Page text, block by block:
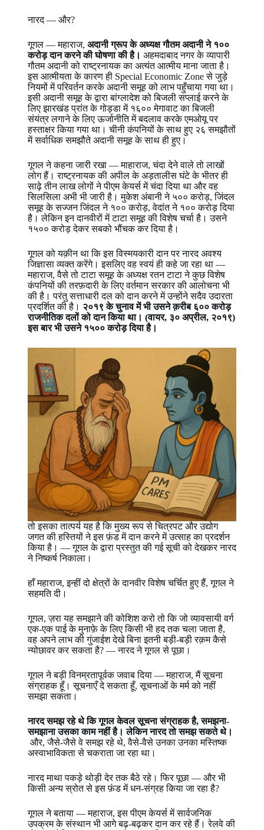
नारद — और?
गूगल — महाराज, अदानी ग्रूप के अध्यक्ष गौतम अदानी ने १००
करोड़ दान करने की घोषणा की है। अहमदाबाद नगर के व्यापारी
गौतम अदानी को राष्ट्रनायक का अत्यंत आत्मीय माना जाता है।
इस आत्मीयता के कारण ही Special Economic Zone से जुड़े
नियमों में परिवर्तन करके अदानी समूह को लाभ पहुँचाया गया था।
इसी अदानी समूह के द्वारा बांग्लादेश को बिजली सप्लाई करने के
लिए झारखंड प्रांत के गोड्डा में १६०० मेगावाट का बिजली
संयंत्र लगाने के लिए ऊर्जानीति में बदलाव करके एमओयू पर
हस्ताक्षर किया गया था। चीनी कंपनियों के साथ हुए २६ समझौतों
में सर्वाधिक समझौते अदानी समूह के साथ ही हुए।
गूगल ने कहना जारी रखा — माहाराज, चंदा देने वाले तो लाखों
लोग हैं। राष्ट्रनायक की अपील के अड़तालीस घंटे के भीतर ही
साढ़े तीन लाख लोगों ने पीएम केयर्स में चंदा दिया था और वह
सिलसिला अभी भी जारी है। मुकेश अंबानी ने ५०० करोड़, जिंदल
समूह के सज्जन जिंदल ने १०० करोड़, वेदांत ने १०० करोड़ दिया
है। लेकिन इन दानवीरों में टाटा समूह की विशेष चर्चा है। उसने
१५०० करोड़ देकर सबको भौंचक कर दिया है।
गूगल को यक़ीन था कि इस विस्मयकारी दान पर नारद अवश्य
जिज्ञासा व्यक्त करेंगे। इसलिए वह स्वयं ही कहे जा रहा था —
महाराज, वैसे तो टाटा समूह के अध्यक्ष रतन टाटा ने कुछ विशेष
कंपनियों की तरफ़दारी के लिए वर्तमान सरकार की आलोचना भी
की है। परंतु सत्ताधारी दल को दान करने में उन्होंने सदैव उदारता
प्रदर्शित की है। २०१९ के चुनाव में भी उसने क़रीब ६०० करोड़
राजनीतिक दलों को दान किया था। (वायर, ३० अप्रील, २०१९)
इस बार भी उसने १५०० करोड़ दिया है।
तो इसका तात्पर्य यह है कि मुख्य रूप से चित्रपट और उद्योग
जगत की हस्तियों ने इस फ़ंड में दान करने में उत्साह का प्रदर्शन
किया है। — गूगल के द्वारा प्रस्तुत की गई सूची को देखकर नारद
ने निष्कर्ष निकाला।
हाँ महाराज, इन्हीं दो क्षेत्रों के दानवीर विशेष चर्चित हुए हैं, गूगल ने
सहमति दी।
गूगल, ज़रा यह समझाने की कोशिश करो तो कि जो व्यावसायी वर्ग
एक-एक पाई के मुनाफ़े के लिए किसी भी हद तक चला जाता है,
वह अपने लाभ की गुंजाईश देखे बिना इतनी बड़ी-बड़ी रक़म कैसे
न्योछावर कर सकता है? — नारद ने गूगल से पूछा।
गूगल ने बड़ी विनम्रतापूर्वक जवाब दिया — महाराज, मैं सूचना
संग्राहक हूँ। सूचनाएँ दे सकता हूँ, सूचनाओं के मर्म को नहीं
समझा सकता।
नारद समझ रहे थे कि गूगल केवल सूचना संग्राहक है, समझना-
समझाना उसका काम नहीं है। लेकिन नारद तो समझ सकते थे।
और, जैसे-जैसे वे समझ रहे थे, वैसे-वैसे उनका उनका मस्तिष्क
अस्वाभाविकता से चकराता जा रहा था।
नारद माथा पकड़े थोड़ी देर तक बैठे रहे। फिर पूछा — और भी
किसी अन्य स्रोत से इस फ़ंड में धन-संग्रह किया जा रहा है?
गूगल ने बताया — महाराज, इस पीएम केयर्स में सार्वजनिक
उपक्रम के संस्थान भी आगे बढ़-बढ़कर दान कर रहे हैं। रेलवे की